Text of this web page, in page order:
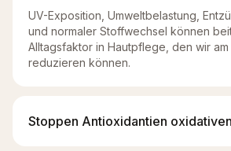
UV-Exposition, Umweltbelastung,
und normaler Stoffwechsel können
Alltagsfaktor in Hautpflege, den wir
reduzieren können.
Stoppen Antioxidantien